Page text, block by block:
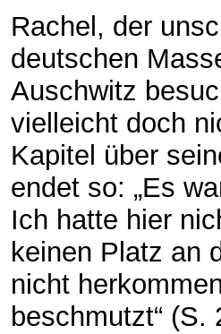
Rachel, der
deutschen
Auschwitz
vielleicht doch
Kapitel über
endet so: „Es
Ich hatte hier
keinen Platz an
nicht
beschmutzt“ (S.